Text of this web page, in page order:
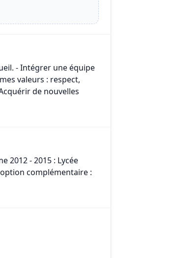
- Intégrer une équipe
valeurs : respect,
de nouvelles
2012 - 2015 : Lycée
complémentaire :